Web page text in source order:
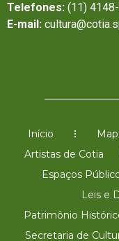
Telefones: (11)
E-mail:
Início
Artistas de Cotia
Espaços
Leis e
Patrimônio
Secretaria de